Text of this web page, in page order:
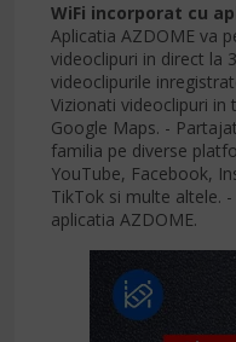
WiFi incorporat cu
Aplicatia AZDOME va
videoclipuri in direct la
videoclipurile
Vizionati videoclipuri
Google Maps. -
familia pe diverse
YouTube, Facebook,
TikTok si multe altele.
aplicatia AZDOME.